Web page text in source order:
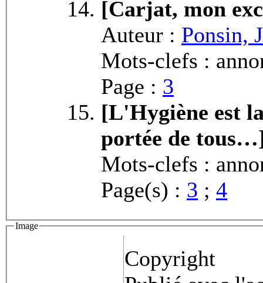
[Carjat, mon
Auteur : Ponsin,
Mots-clefs :
Page : 3
[L'Hygiène est
portée de
Mots-clefs :
Page(s) : 3 ; 4
Image
Copyright